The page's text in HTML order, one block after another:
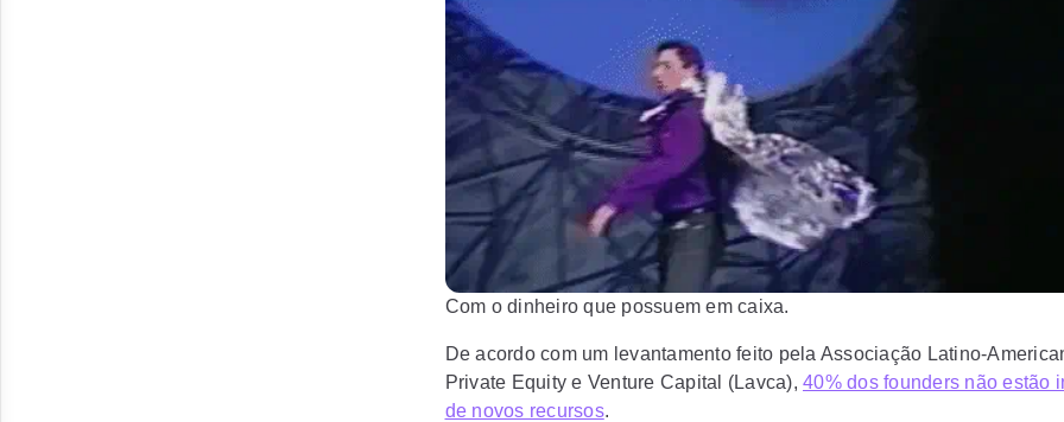
Com o dinheiro que possuem em caixa.
De acordo com um levantamento feito pela Associação Latino-
Private Equity e Venture Capital (Lavca), 40% dos founders não estão
de novos recursos.